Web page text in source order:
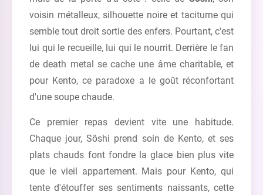
voisin métalleux, silhouette noire et taciturne qui
semble tout droit sortie des enfers. Pourtant, c'est
lui qui le recueille, lui qui le nourrit. Derrière le fan
de death metal se cache une âme charitable, et
pour Kento, ce paradoxe a le goût réconfortant
d'une soupe chaude.
Ce premier repas devient vite une habitude.
Chaque jour, Sôshi prend soin de Kento, et ses
plats chauds font fondre la glace bien plus vite
que le vieil appartement. Mais pour Kento, qui
tente d'étouffer ses sentiments naissants, cette